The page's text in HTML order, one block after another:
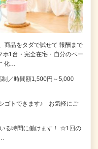
商品をタダで試せて 報酬まで
ホ1台・完全在宅・自分のペー
化…
／時間額1,500円～5,000
ゴトできます♪ お気軽にご
る時間に働けます！ ☆1回の